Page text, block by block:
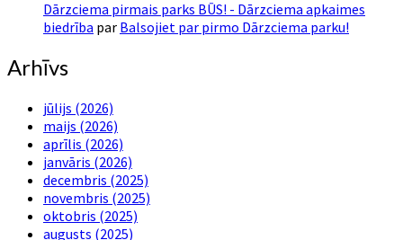
Dārzciema pirmais parks BŪS! - Dārzciema apkaimes
biedrība par Balsojiet par pirmo Dārzciema parku!
Arhīvs
jūlijs (2026)
maijs (2026)
aprīlis (2026)
janvāris (2026)
decembris (2025)
novembris (2025)
oktobris (2025)
augusts (2025)